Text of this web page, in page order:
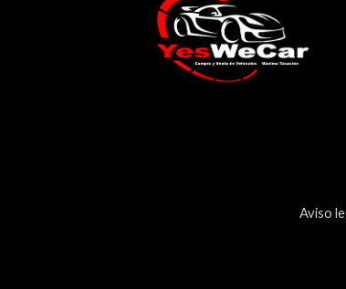
Aviso